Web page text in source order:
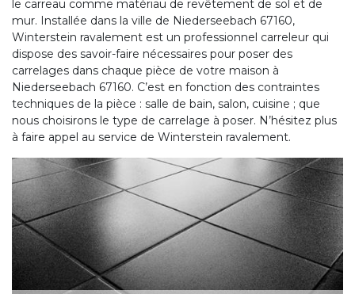
le carreau comme matériau de revêtement de sol et de
mur. Installée dans la ville de Niederseebach 67160,
Winterstein ravalement est un professionnel carreleur qui
dispose des savoir-faire nécessaires pour poser des
carrelages dans chaque pièce de votre maison à
Niederseebach 67160. C’est en fonction des contraintes
techniques de la pièce : salle de bain, salon, cuisine ; que
nous choisirons le type de carrelage à poser. N’hésitez plus
à faire appel au service de Winterstein ravalement.